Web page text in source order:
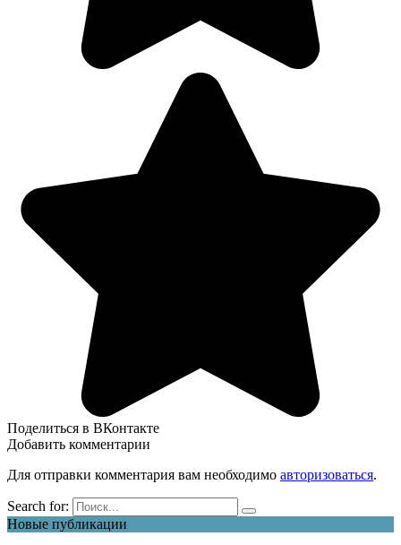
Поделиться в ВКонтакте
Добавить комментарии
Для отправки комментария вам необходимо авторизоваться.
Search for:
Новые публикации